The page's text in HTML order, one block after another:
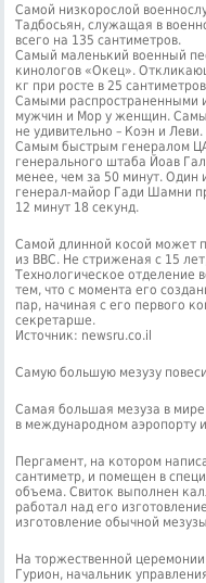
Самой низкорослой
Тадбосьян, служащая в
всего на 135 сантиметров.
Самый маленький военный
кинологов «Окец».
кг при росте в 25
Самыми распространенными
мужчин и Мор у женщин.
не удивительно – Коэн и Леви.
Самым быстрым генералом
генерального штаба Йоав
менее, чем за 50 минут. Один
генерал-майор Гади Шамни
12 минут 18 секунд.
Самой длинной косой может
из ВВС. Не стриженая с 15
Технологическое отделение
тем, что с момента его
пар, начиная с его первого
секретарше.
Источник: newsru.co.il
Самую большую мезузу
Самая большая мезуза в мире
в международном аэропорту
Пергамент, на котором
сантиметр, и помещен в
объема. Свиток выполнен
работал над его
изготовление обычной
На торжественной
Гурион, начальник